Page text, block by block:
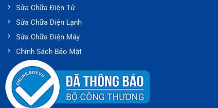
bao gồm giá thay mới các thiết bị như: máy
bơm áp lực, vòi, đèn UV diệt khuẩn, bình
chứa,… và giá lõi lọc nước của các loại và
các hãng như:
Thay lõi lọc nước RO
Thay lõi lọc nước Karofi
Thay lõi lọc nước Sunhouse
Sửa Chữa Điện Tử
Sửa Chữa Điện Lạnh
Sửa Chữa Điện Máy
Chính Sách Bảo Mật